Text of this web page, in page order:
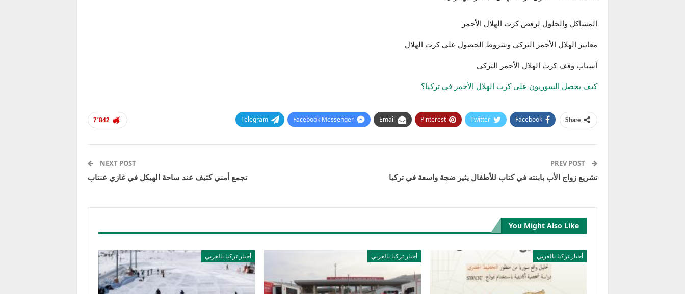
المشاكل والحلول لرفض كرت الهلال الأحمر
معايير الهلال الأحمر التركي وشروط الحصول على كرت الهلال
أسباب وقف كرت الهلال الأحمر التركي
كيف يحصل السوريون على كرت الهلال الأحمر في تركيا؟
7٬842 Share
Facebook
Twitter
Pinterest
Email
Facebook Messenger
Telegram
تشريع زواج الأب بابنته في كتاب للأطفال يثير ضجة واسعة في تركيا
NEXT POST
تجمع أمني كثيف عند ساحة الهيكل في غازي عنتاب
You Might Also Like
أخبار تركيا بالعربي أخبار تركيا بالعربي أخبار تركيا بالعربي